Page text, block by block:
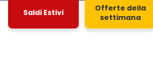
Saldi Estivi
Offerte della
settimana